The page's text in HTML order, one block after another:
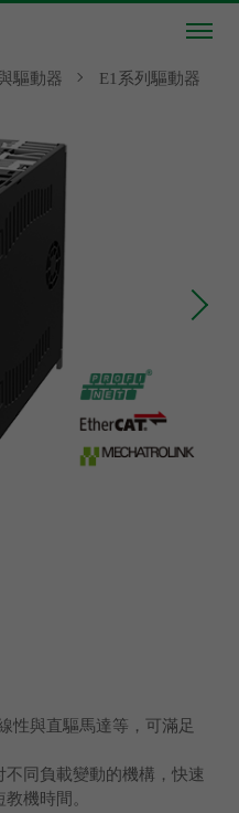
驅動器 E1系列驅動器
性與直驅馬達等，可滿足
同負載變動的機構，快速
機時間。